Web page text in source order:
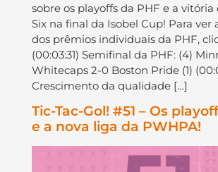
sobre os playoffs da PHF e a vitória
Six na final da Isobel Cup! Para ver
dos prêmios individuais da PHF,
(00:03:31) Semifinal da PHF: (4)
Whitecaps 2-0 Boston Pride (1)
Crescimento da qualidade […]
Tic-Tac-Gol! #51 – Os
e a nova liga da PWHPA!